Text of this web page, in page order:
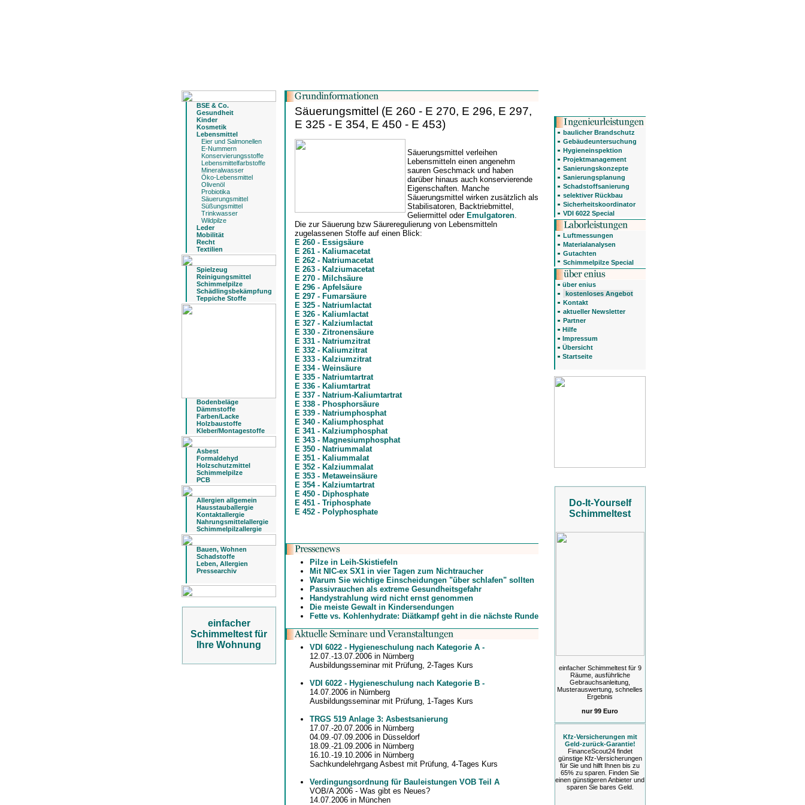
BSE & Co.
Gesundheit
Kinder
Kosmetik
Lebensmittel
Eier und Salmonellen
E-Nummern
Konservierungsstoffe
Lebensmittelfarbstoffe
Mineralwasser
Öko-Lebensmittel
Olivenöl
Probiotika
Säuerungsmittel
Süßungsmittel
Trinkwasser
Wildpilze
Leder
Mobilität
Recht
Textilien
Spielzeug
Reinigungsmittel
Schimmelpilze
Schädlingsbekämpfung
Teppiche Stoffe
Bodenbeläge
Dämmstoffe
Farben/Lacke
Holzbaustoffe
Kleber/Montagestoffe
Asbest
Formaldehyd
Holzschutzmittel
Schimmelpilze
PCB
Allergien allgemein
Hausstauballergie
Kontaktallergie
Nahrungsmittelallergie
Schimmelpilzallergie
Bauen, Wohnen
Schadstoffe
Leben, Allergien
Pressearchiv
einfacher
Schimmeltest für
Ihre Wohnung
Säuerungsmittel (E 260 - E 270, E 296, E 297,
E 325 - E 354, E 450 - E 453)
Säuerungsmittel verleihen
Lebensmitteln einen angenehm
sauren Geschmack und haben
darüber hinaus auch konservierende
Eigenschaften. Manche
Säuerungsmittel wirken zusätzlich als
Stabilisatoren, Backtriebmittel,
Geliermittel oder Emulgatoren.
Die zur Säuerung bzw Säureregulierung von Lebensmitteln
zugelassenen Stoffe auf einen Blick:
E 260 - Essigsäure
E 261 - Kaliumacetat
E 262 - Natriumacetat
E 263 - Kalziumacetat
E 270 - Milchsäure
E 296 - Apfelsäure
E 297 - Fumarsäure
E 325 - Natriumlactat
E 326 - Kaliumlactat
E 327 - Kalziumlactat
E 330 - Zitronensäure
E 331 - Natriumzitrat
E 332 - Kaliumzitrat
E 333 - Kalziumzitrat
E 334 - Weinsäure
E 335 - Natriumtartrat
E 336 - Kaliumtartrat
E 337 - Natrium-Kaliumtartrat
E 338 - Phosphorsäure
E 339 - Natriumphosphat
E 340 - Kaliumphosphat
E 341 - Kalziumphosphat
E 343 - Magnesiumphosphat
E 350 - Natriummalat
E 351 - Kaliummalat
E 352 - Kalziummalat
E 353 - Metaweinsäure
E 354 - Kalziumtartrat
E 450 - Diphosphate
E 451 - Triphosphate
E 452 - Polyphosphate
Pilze in Leih-Skistiefeln
Mit NIC-ex SX1 in vier Tagen zum Nichtraucher
Warum Sie wichtige Einscheidungen "über schlafen" sollten
Passivrauchen als extreme Gesundheitsgefahr
Handystrahlung wird nicht ernst genommen
Die meiste Gewalt in Kindersendungen
Fette vs. Kohlenhydrate: Diätkampf geht in die nächste Runde
VDI 6022 - Hygieneschulung nach Kategorie A -
12.07.-13.07.2006 in Nürnberg
Ausbildungsseminar mit Prüfung, 2-Tages Kurs
VDI 6022 - Hygieneschulung nach Kategorie B -
14.07.2006 in Nürnberg
Ausbildungsseminar mit Prüfung, 1-Tages Kurs
TRGS 519 Anlage 3: Asbestsanierung
17.07.-20.07.2006 in Nürnberg
04.09.-07.09.2006 in Düsseldorf
18.09.-21.09.2006 in Nürnberg
16.10.-19.10.2006 in Nürnberg
Sachkundelehrgang Asbest mit Prüfung, 4-Tages Kurs
Verdingungsordnung für Bauleistungen VOB Teil A
VOB/A 2006 - Was gibt es Neues?
14.07.2006 in München
baulicher Brandschutz
Gebäudeuntersuchung
Hygieneinspektion
Projektmanagement
Sanierungskonzepte
Sanierungsplanung
Schadstoffsanierung
selektiver Rückbau
Sicherheitskoordinator
VDI 6022 Special
Luftmessungen
Materialanalysen
Gutachten
Schimmelpilze Special
über enius
kostenloses Angebot
Kontakt
aktueller Newsletter
Partner
Hilfe
Impressum
Übersicht
Startseite
Do-It-Yourself
Schimmeltest
einfacher Schimmeltest für 9
Räume, ausführliche
Gebrauchsanleitung,
Musterauswertung, schnelles
Ergebnis
nur 99 Euro
Kfz-Versicherungen mit
Geld-zurück-Garantie!
FinanceScout24 findet
günstige Kfz-Versicherungen
für Sie und hilft Ihnen bis zu
65% zu sparen. Finden Sie
einen günstigeren Anbieter und
sparen Sie bares Geld.